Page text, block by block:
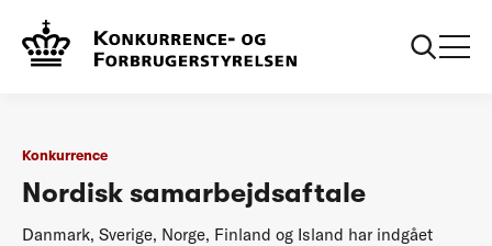
Regler
Konkurrence
Nordisk samarbejdsaftale
Danmark, Sverige, Norge, Finland og Island har indgået